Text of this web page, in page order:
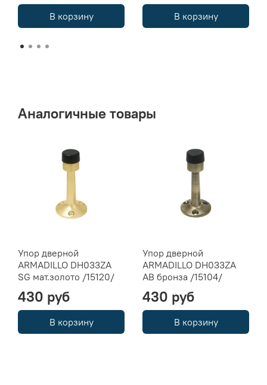
В корзину В корзину
Аналогичные товары
Упор дверной
ARMADILLO DH033ZA
SG мат.золото /15120/
430 руб
В корзину
Упор дверной
ARMADILLO DH033ZA
АВ бронза /15104/
430 руб
В корзину